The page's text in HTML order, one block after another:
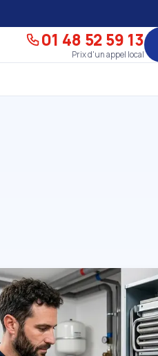
01 48 52 59 13
Prix d'un appel local